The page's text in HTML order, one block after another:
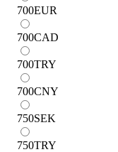
700EUR
700CAD
700TRY
700CNY
750SEK
750TRY